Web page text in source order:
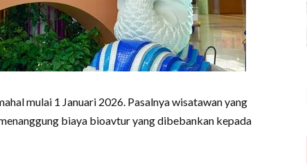
mulai 1 Januari 2026. Pasalnya wisatawan yang
biaya bioavtur yang dibebankan kepada